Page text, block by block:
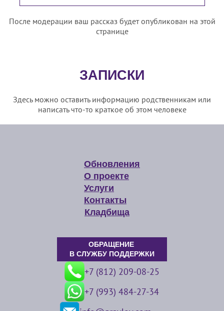
После модерации ваш рассказ будет опубликован на этой
странице
ЗАПИСКИ
Здесь можно оставить информацию родственникам или
написать что-то краткое об этом человеке
Обновления
О проекте
Услуги
Контакты
Кладбища
ОБРАЩЕНИЕ
В СЛУЖБУ ПОДДЕРЖКИ
+7 (812) 209-08-25
+7 (993) 484-27-34